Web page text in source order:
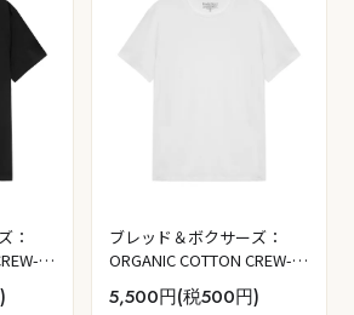
：
)
ブレッド＆ボクサーズ：
ORGANIC COTTON CREW-
NECK Tシャツ (ホワイト)
5,500円(税500円)